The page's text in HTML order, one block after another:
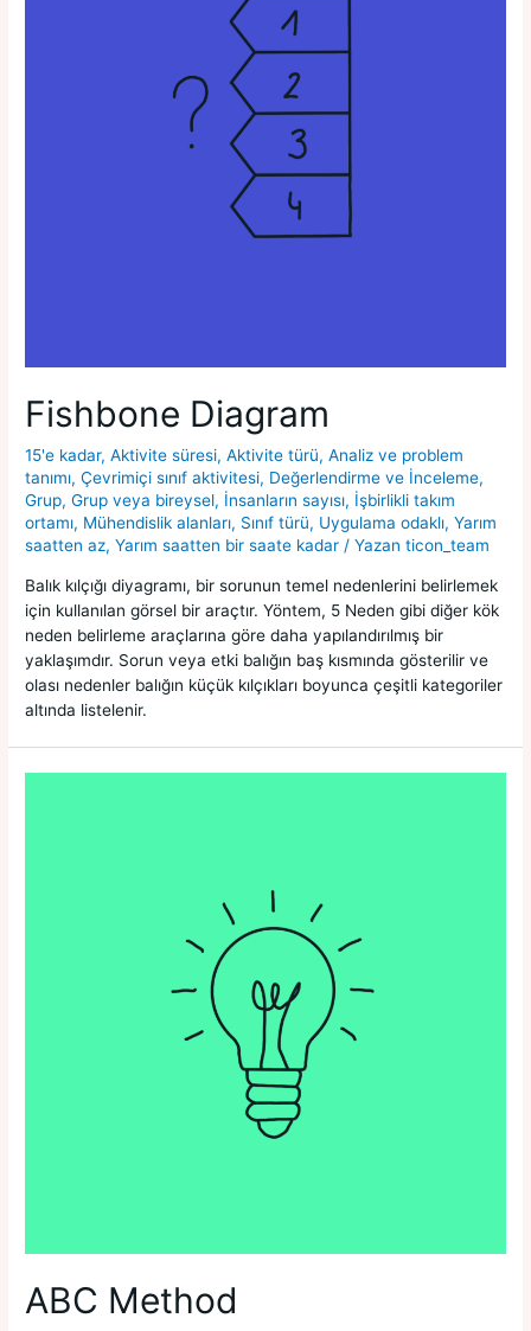
Fishbone Diagram
15'e kadar,Aktivite süresi,Aktivite türü,Analiz ve problem
tanımı,Çevrimiçi sınıf aktivitesi, Değerlendirme ve İnceleme,
Grup,Grup veya bireysel, İnsanların sayısı, İşbirlikli takım
ortamı, Mühendislik alanları, Sınıf türü, Uygulama odaklı,Yarım
saatten az,Yarım saatten bir saate kadar / Yazan ticon_team
Balık kılçığı diyagramı, bir sorunun temel nedenlerini belirlemek
için kullanılan görsel bir araçtır. Yöntem, 5 Neden gibi diğer kök
neden belirleme araçlarına göre daha yapılandırılmış bir
yaklaşımdır. Sorun veya etki balığın baş kısmında gösterilir ve
olası nedenler balığın küçük kılçıkları boyunca çeşitli kategoriler
altında listelenir.
ABC Method